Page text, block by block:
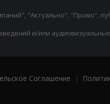
"Актуально", "Промо",
и/или
Соглашение |